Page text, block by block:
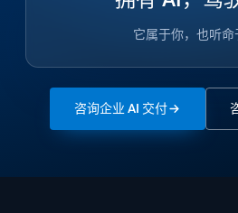
它属于你，也听命
咨询企业 AI 交付